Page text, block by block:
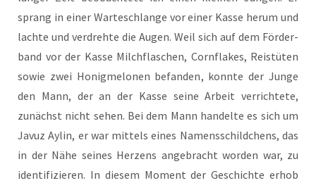
sprang in einer War­te­schlan­ge vor einer Kas­se her­um und
lach­te und ver­dreh­te die Augen. Weil sich auf dem För­der­
band vor der Kas­se Milch­fla­schen, Corn­flakes, Reistü­ten
sowie zwei Honig­me­lo­nen befan­den, konn­te der Jun­ge
den Mann, der an der Kas­se sei­ne Arbeit ver­rich­te­te,
zunächst nicht sehen. Bei dem Mann han­del­te es sich um
Javuz Aylin, er war mit­tels eines Namens­schild­chens, das
in der Nähe sei­nes Her­zens ange­bracht wor­den war, zu
iden­ti­fi­zie­ren. In die­sem Moment der Geschich­te erhob